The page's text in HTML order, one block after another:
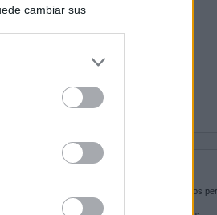
cambiar sus
SOBRE KIOSKO.NET
es la puerta de entrada a los